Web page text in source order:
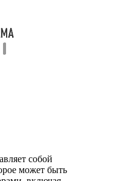
собой
может быть